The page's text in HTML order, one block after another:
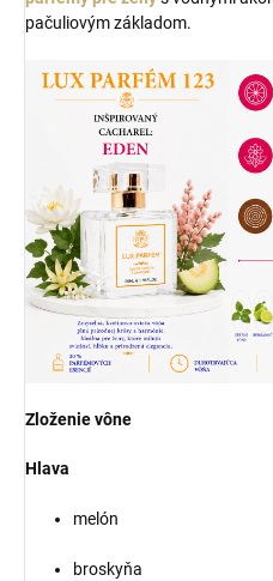
pačuliovým základom.
Zloženie vône
Hlava
melón
broskyňa